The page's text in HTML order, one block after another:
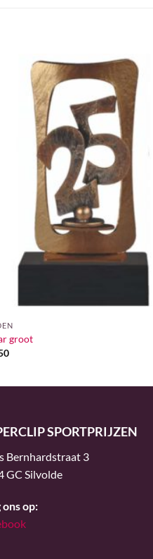
groot
SPORTPRIJZEN
Bernhardstraat 3
GC Silvolde
ons op: